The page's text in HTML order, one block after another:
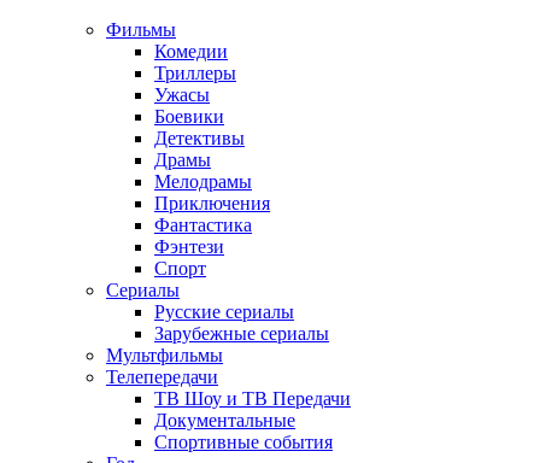
Фильмы
Комедии
Триллеры
Ужасы
Боевики
Детективы
Драмы
Мелодрамы
Приключения
Фантастика
Фэнтези
Спорт
Сериалы
Русские сериалы
Зарубежные сериалы
Мультфильмы
Телепередачи
ТВ Шоу и ТВ Передачи
Документальные
Спортивные события